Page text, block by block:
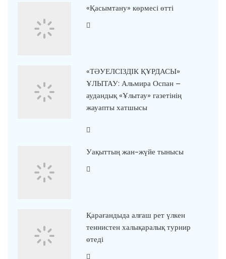
«Қасымтану» көрмесі өтті
«ТӘУЕЛСІЗДІК ҚҰРДАСЫ»
ҰЛЫТАУ: Альмира Оспан –
аудандық «Ұлытау» газетінің
жауапты хатшысы
Уақыттың жан-жүйе тынысы
Қарағандыда алғаш рет үлкен
теннистен халықаралық турнир
өтеді